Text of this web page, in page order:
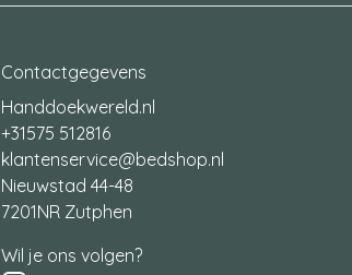
Contactgegevens
Handdoekwereld.nl
+31575 512816
klantenservice@bedshop.nl
Nieuwstad 44-48
7201NR Zutphen
Wil je ons volgen?